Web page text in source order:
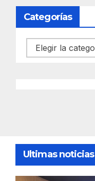
Categorías
Categorías
Ultimas noticias